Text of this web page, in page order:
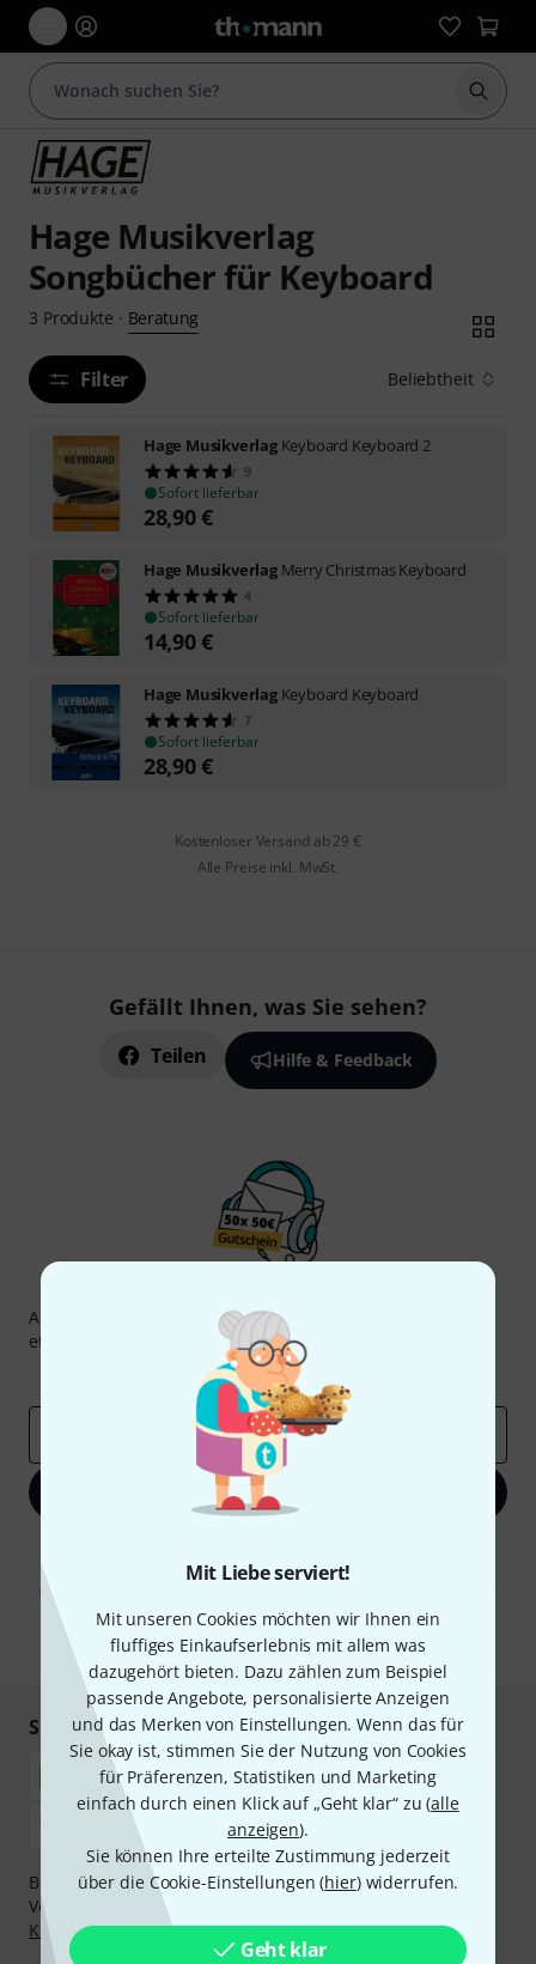
Mit Liebe serviert!
Mit unseren Cookies möchten wir Ihnen ein
fluffiges Einkaufserlebnis mit allem was
dazugehört bieten. Dazu zählen zum Beispiel
passende Angebote, personalisierte Anzeigen
und das Merken von Einstellungen. Wenn das für
Sie okay ist, stimmen Sie der Nutzung von Cookies
für Präferenzen, Statistiken und Marketing
einfach durch einen Klick auf „Geht klar“ zu (alle
anzeigen).
Sie können Ihre erteilte Zustimmung jederzeit
über die Cookie-Einstellungen (hier) widerrufen.
Geht klar
Suche
Hage Musikverlag
Songbücher für Keyboard
3 Produkte · Beratung
Filter Beliebtheit
Hage Musikverlag Keyboard Keyboard 2
9
Sofort lieferbar
28,90€
Hage Musikverlag Merry Christmas Keyboard
4
Sofort lieferbar
14,90€
Hage Musikverlag Keyboard Keyboard
7
Sofort lieferbar
28,90€
Kostenloser Versand ab 29 €
Alle Preise inkl. MwSt.
Gefällt Ihnen, was Sie sehen?
Teilen Hilfe & Feedback
Abonniere den Thomann Newsletter und gewinne mit
etwas Glück einen von
50 Gutscheinen
Inspirierende Beiträge
Deals
Jetzt anmelden
Werbung und einer Messung des E-Mail-Nutzungsverhaltens zu. Die
Abmeldung ist jederzeit möglich. Weitere Informationen finden Sie in
* Pflichtfeld
Sicher einkaufen & bezahlen
Bezahlen Sie vertraulich und sicher per Nachnahme,
Vorkasse, PayPal, Amazon Pay,
Klarna Ratenzahlungoder Kreditkarte.